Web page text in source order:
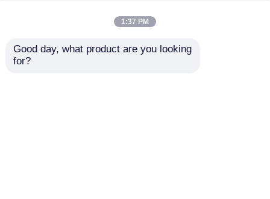
контактные
особенный
упаковывая для
транспортаконтактные
1:37 PM
Good day, what product are you looking
for?